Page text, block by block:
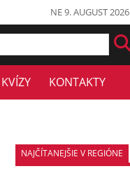
NE 9. AUGUST 2026
KVÍZY KONTAKTY
NAJČÍTANEJŠIE V REGIÓNE